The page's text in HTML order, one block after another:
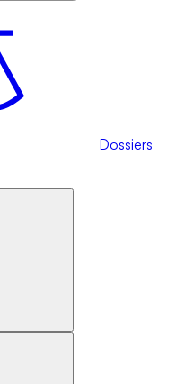
Dossiers